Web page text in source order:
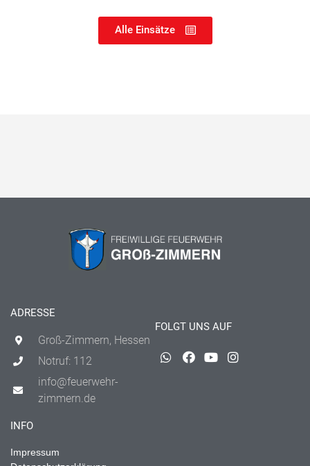
Alle Einsätze
ADRESSE
Groß-Zimmern, Hessen
Notruf: 112
info@feuerwehr-
zimmern.de
FOLGT UNS AUF
INFO
Impressum